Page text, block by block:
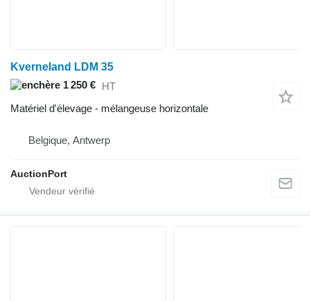
Kverneland LDM 35
1 250 € HT
Matériel d'élevage - mélangeuse horizontale
Belgique, Antwerp
AuctionPort